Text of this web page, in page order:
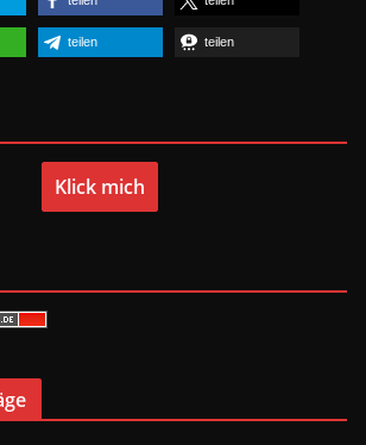
teilen teilen
Klick mich